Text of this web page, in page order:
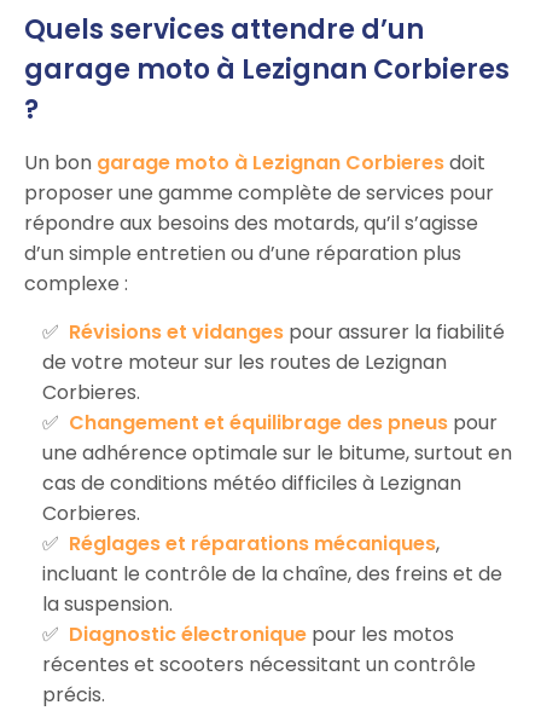
Quels services attendre d’un
garage moto à Lezignan Corbieres
?
Un bon garage moto à Lezignan Corbieresdoit
proposer une gamme complète de services pour
répondre aux besoins des motards, qu’il s’agisse
d’un simple entretien ou d’une réparation plus
complexe :
Révisions et vidanges pour assurer la fiabilité
de votre moteur sur les routes de Lezignan
Corbieres.
Changement et équilibrage des pneus pour
une adhérence optimale sur le bitume, surtout en
cas de conditions météo difficiles à Lezignan
Corbieres.
Réglages et réparations mécaniques,
incluant le contrôle de la chaîne, des freins et de
la suspension.
Diagnostic électronique pour les motos
récentes et scooters nécessitant un contrôle
précis.